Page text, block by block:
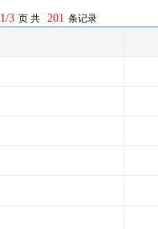
1/3 页 共 201 条记录